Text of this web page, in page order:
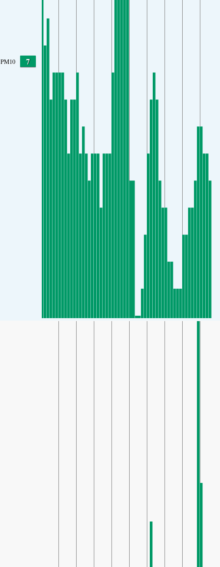
PM10 7